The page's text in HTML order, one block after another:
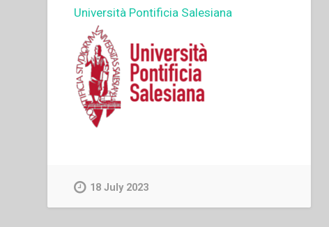
Università Pontificia Salesiana
18 July 2023